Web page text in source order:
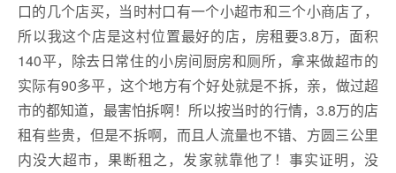
口的几个店买，当时村口有一个小超市和三个小商店了，
所以我这个店是这村位置最好的店，房租要3.8万，面积
140平，除去日常住的小房间厨房和厕所，拿来做超市的
实际有90多平，这个地方有个好处就是不拆，亲，做过超
市的都知道，最害怕拆啊！所以按当时的行情，3.8万的店
租有些贵，但是不拆啊，而且人流量也不错、方圆三公里
内没大超市，果断租之，发家就靠他了！事实证明，没